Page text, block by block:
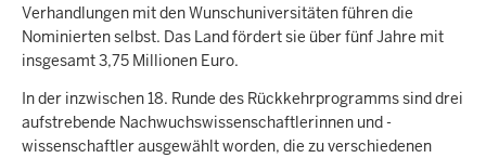
Verhandlungen mit den Wunschuniversitäten führen die
Nominierten selbst. Das Land fördert sie über fünf Jahre mit
insgesamt 3,75 Millionen Euro.
In der inzwischen 18. Runde des Rückkehrprogramms sind drei
aufstrebende Nachwuchswissenschaftlerinnen und -
wissenschaftler ausgewählt worden, die zu verschiedenen